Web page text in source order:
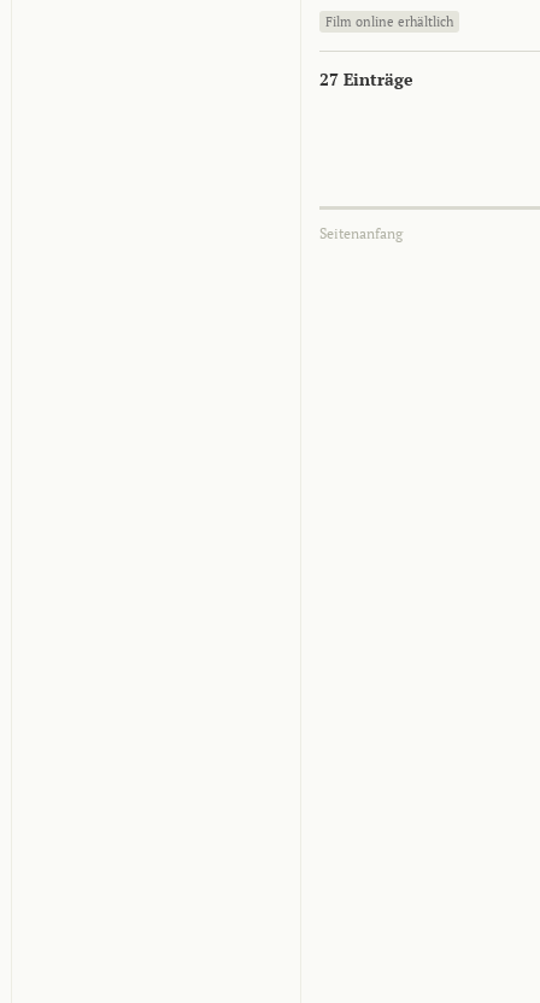
Film online erhältlich
27 Einträge
Seitenanfang